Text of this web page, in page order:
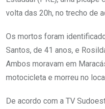
volta das 20h, no trecho de
Os mortos foram
Santos, de 41 anos, e
Ambos moravam em
motocicleta e morreu no
De acordo com a TV